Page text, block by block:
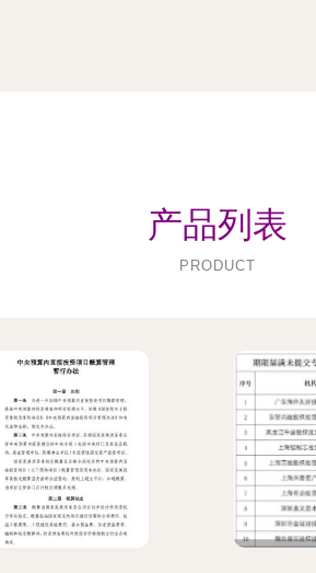
产品列表
PRODUCT